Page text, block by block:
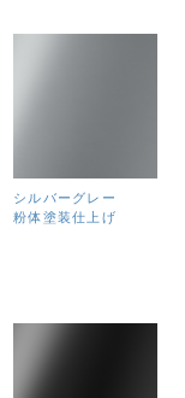
シルバーグレー
粉体塗装仕上げ